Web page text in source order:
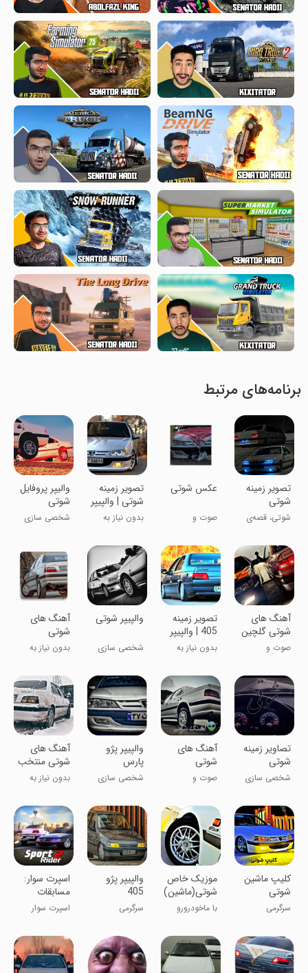
برنامه‌های مرتبط
‏تصویر زمینه
شوتی
شوتی، قصه‌ی
خاموش
عکس شوتی
صوت و
‏‏‏‏تصویر زمینه
شوتی | والپیپر
بدون نیاز به
والیپر پروفایل
شوتی
شخصی سازی
آهنگ های
شوتی گلچین
صوت و
‏تصویر زمینه
405 | والپیپر
بدون نیاز به
والپیپر شوتی
شخصی سازی
آهنگ های
شوتی
بدون نیاز به
تصاویر زمینه
شوتی
شخصی سازی
آهنگ های
شوتی
صوت و
والپیپر پژو
پارس
شخصی سازی
آهنگ های
شوتی منتخب
بدون نیاز به
کلیپ ماشین
شوتی
سرگرمی
‏‏‏‏‏‏‏موزیک خاص
شوتی(ماشین)
با ماخودرورو
‏والپیپر پژو
405
سرگرمی
‏‏اسپرت سوار:
مسابقات
آنلاین
اسپرت سوار